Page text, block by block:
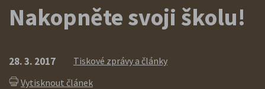
Nakopněte svoji školu!
28. 3. 2017
Tiskové zprávy a články
Vytisknout článek